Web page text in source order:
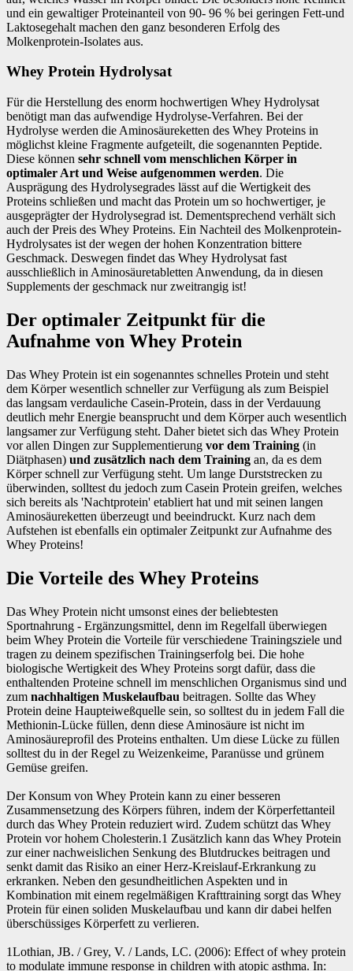
und ein gewaltiger Proteinanteil von 90- 96 % bei geringen Fett-und
Laktosegehalt machen den ganz besonderen Erfolg des
Molkenprotein-Isolates aus.
Whey Protein Hydrolysat
Für die Herstellung des enorm hochwertigen Whey Hydrolysat
benötigt man das aufwendige Hydrolyse-Verfahren. Bei der
Hydrolyse werden die Aminosäureketten des Whey Proteins in
möglichst kleine Fragmente aufgeteilt, die sogenannten Peptide.
Diese können sehr schnell vom menschlichen Körper in
optimaler Art und Weise aufgenommen werden. Die
Ausprägung des Hydrolysegrades lässt auf die Wertigkeit des
Proteins schließen und macht das Protein um so hochwertiger, je
ausgeprägter der Hydrolysegrad ist. Dementsprechend verhält sich
auch der Preis des Whey Proteins. Ein Nachteil des Molkenprotein-
Hydrolysates ist der wegen der hohen Konzentration bittere
Geschmack. Deswegen findet das Whey Hydrolysat fast
ausschließlich in Aminosäuretabletten Anwendung, da in diesen
Supplements der geschmack nur zweitrangig ist!
Der optimaler Zeitpunkt für die
Aufnahme von Whey Protein
Das Whey Protein ist ein sogenanntes schnelles Protein und steht
dem Körper wesentlich schneller zur Verfügung als zum Beispiel
das langsam verdauliche Casein-Protein, dass in der Verdauung
deutlich mehr Energie beansprucht und dem Körper auch wesentlich
langsamer zur Verfügung steht. Daher bietet sich das Whey Protein
vor allen Dingen zur Supplementierung vor dem Training (in
Diätphasen) und zusätzlich nach dem Training an, da es dem
Körper schnell zur Verfügung steht. Um lange Durststrecken zu
überwinden, solltest du jedoch zum Casein Protein greifen, welches
sich bereits als 'Nachtprotein' etabliert hat und mit seinen langen
Aminosäureketten überzeugt und beeindruckt. Kurz nach dem
Aufstehen ist ebenfalls ein optimaler Zeitpunkt zur Aufnahme des
Whey Proteins!
Die Vorteile des Whey Proteins
Das Whey Protein nicht umsonst eines der beliebtesten
Sportnahrung - Ergänzungsmittel, denn im Regelfall überwiegen
beim Whey Protein die Vorteile für verschiedene Trainingsziele und
tragen zu deinem spezifischen Trainingserfolg bei. Die hohe
biologische Wertigkeit des Whey Proteins sorgt dafür, dass die
enthaltenden Proteine schnell im menschlichen Organismus sind und
zum nachhaltigen Muskelaufbau beitragen. Sollte das Whey
Protein deine Haupteiweßquelle sein, so solltest du in jedem Fall die
Methionin-Lücke füllen, denn diese Aminosäure ist nicht im
Aminosäureprofil des Proteins enthalten. Um diese Lücke zu füllen
solltest du in der Regel zu Weizenkeime, Paranüsse und grünem
Gemüse greifen.
Der Konsum von Whey Protein kann zu einer besseren
Zusammensetzung des Körpers führen, indem der Körperfettanteil
durch das Whey Protein reduziert wird. Zudem schützt das Whey
Protein vor hohem Cholesterin.1 Zusätzlich kann das Whey Protein
zur einer nachweislichen Senkung des Blutdruckes beitragen und
senkt damit das Risiko an einer Herz-Kreislauf-Erkrankung zu
erkranken. Neben den gesundheitlichen Aspekten und in
Kombination mit einem regelmäßigen Krafttraining sorgt das Whey
Protein für einen soliden Muskelaufbau und kann dir dabei helfen
überschüssiges Körperfett zu verlieren.
1Lothian, JB. / Grey, V. / Lands, LC. (2006): Effect of whey protein
to modulate immune response in children with atopic asthma. In: